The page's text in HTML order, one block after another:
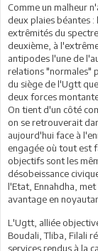
Comme un malheur
deux plaies béantes
extrêmités du
deuxième, à
antipodes l'une de
relations "normales"
du siège de l'Ugtt
deux forces
On tient d'un côté
on se retrouverait
aujourd'hui face à
engagée où tout est
objectifs sont les
désobeissance
l'Etat, Ennahdha,
avantage en
L'Ugtt, alliée
Boudali, Tliba, Filali
services rendus à la